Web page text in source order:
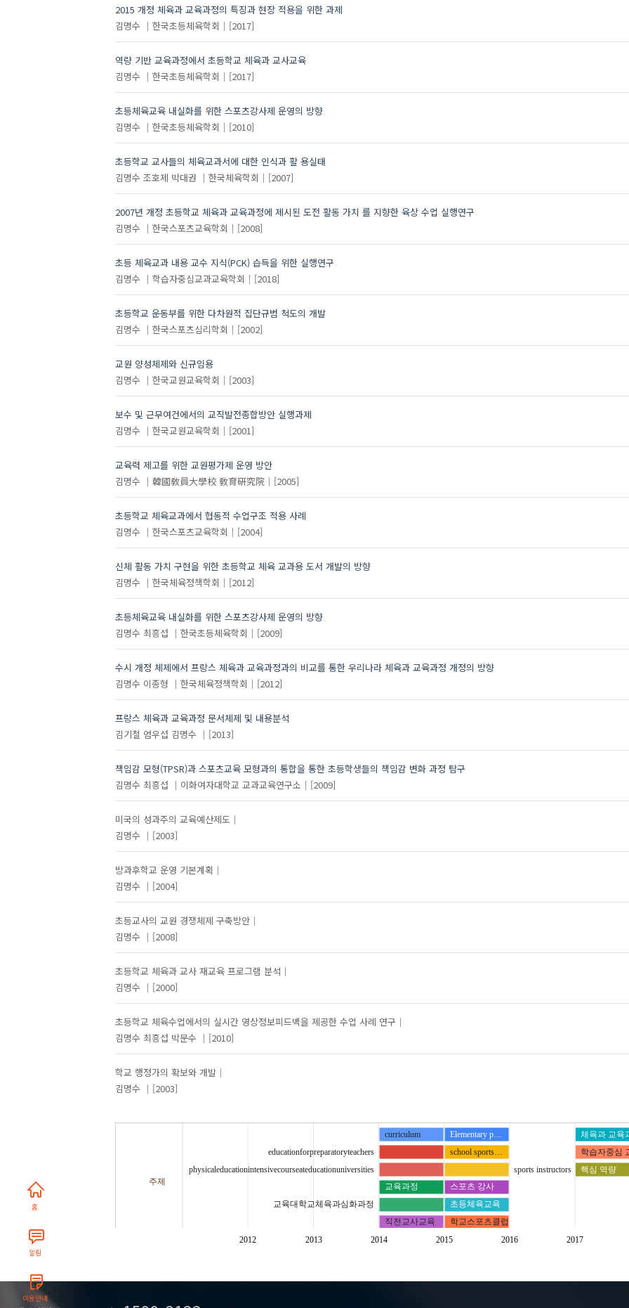
홈
알림
이용안내
2015 개정 체육과 교육과정의 특징과 현장 적용을 위한 과제
김명수
한국초등체육학회 [2017]
역량 기반 교육과정에서 초등학교 체육과 교사교육
김명수
한국초등체육학회 [2017]
초등체육교육 내실화를 위한 스포츠강사제 운영의 방향
김명수
한국초등체육학회 [2010]
초등학교 교사들의 체육교과서에 대한 인식과 활 용실태
김명수 조호제 박대권 한국체육학회 [2007]
2007년 개정 초등학교 체육과 교육과정에 제시된 도전 활동 가치 를 지향한 육상 수업 실행연구
김명수
한국스포츠교육학회 [2008]
초등 체육교과 내용 교수 지식(PCK) 습득을 위한 실행연구
김명수
학습자중심교과교육학회 [2018]
초등학교 운동부를 위한 다차원적 집단규범 척도의 개발
김명수
한국스포츠심리학회 [2002]
교원 양성체제와 신규임용
김명수
한국교원교육학회 [2003]
보수 및 근무여건에서의 교직발전종합방안 실행과제
김명수
한국교원교육학회 [2001]
교육력 제고를 위한 교원평가제 운영 방안
김명수
韓國敎員大學校 敎育硏究院 [2005]
초등학교 체육교과에서 협동적 수업구조 적용 사례
김명수
한국스포츠교육학회 [2004]
신체 활동 가치 구현을 위한 초등학교 체육 교과용 도서 개발의 방향
김명수
한국체육정책학회 [2012]
초등체육교육 내실화를 위한 스포츠강사제 운영의 방향
김명수 최흥섭 한국초등체육학회 [2009]
수시 개정 체제에서 프랑스 체육과 교육과정과의 비교를 통한 우리나라 체육과 교육과정 개정의 방향
김명수 이종형 한국체육정책학회 [2012]
프랑스 체육과 교육과정 문서체제 및 내용분석
김기철 엄우섭 김명수 [2013]
책임감 모형(TPSR)과 스포츠교육 모형과의 통합을 통한 초등학생들의 책임감 변화 과정 탐구
김명수 최흥섭 이화여자대학교 교과교육연구소 [2009]
미국의 성과주의 교육예산제도
김명수
[2003]
방과후학교 운영 기본계획
김명수
[2004]
초등교사의 교원 경쟁체제 구축방안
김명수
[2008]
초등학교 체육과 교사 재교육 프로그램 분석
김명수
[2000]
초등학교 체육수업에서의 실시간 영상정보피드백을 제공한 수업 사례 연구
김명수 최흥섭 박문수 [2010]
학교 행정가의 확보와 개발
김명수
[2003]
2012 2013 2014 2015 2016 2017
주제
Elementary p…
curriculum
educationforpreparatoryteachers
physicaleducationintensivecourseateducationuniversities
school sports…
sports instructors
교육과정
교육대학교체육과심화과정
스포츠 강사
직전교사교육
체육과 교육
초등체육교육
학교스포츠클럽
학습자중심
핵심 역량